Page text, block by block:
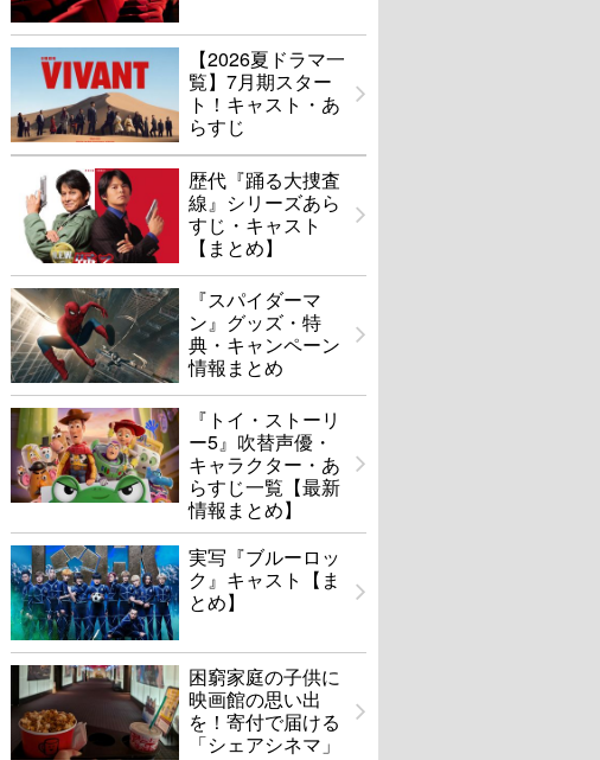
【2026夏ドラマ一
覧】7月期スター
ト！キャスト・あ
らすじ
歴代『踊る大捜査
線』シリーズあら
すじ・キャスト
【まとめ】
『スパイダーマ
ン』グッズ・特
典・キャンペーン
情報まとめ
『トイ・ストーリ
ー5』吹替声優・
キャラクター・あ
らすじ一覧【最新
情報まとめ】
実写『ブルーロッ
ク』キャスト【ま
とめ】
困窮家庭の子供に
映画館の思い出
を！寄付で届ける
「シェアシネマ」